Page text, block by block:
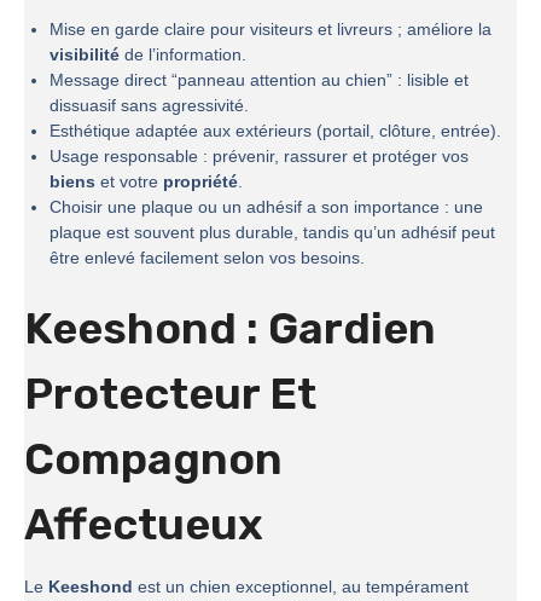
Mise en garde claire pour visiteurs et livreurs ; améliore la
visibilité de l’information.
Message direct “panneau attention au chien” : lisible et
dissuasif sans agressivité.
Esthétique adaptée aux extérieurs (portail, clôture, entrée).
Usage responsable : prévenir, rassurer et protéger vos
biens et votre propriété.
Choisir une plaque ou un adhésif a son importance : une
plaque est souvent plus durable, tandis qu’un adhésif peut
être enlevé facilement selon vos besoins.
Keeshond : Gardien
Protecteur Et
Compagnon
Affectueux
Le Keeshond est un chien exceptionnel, au tempérament